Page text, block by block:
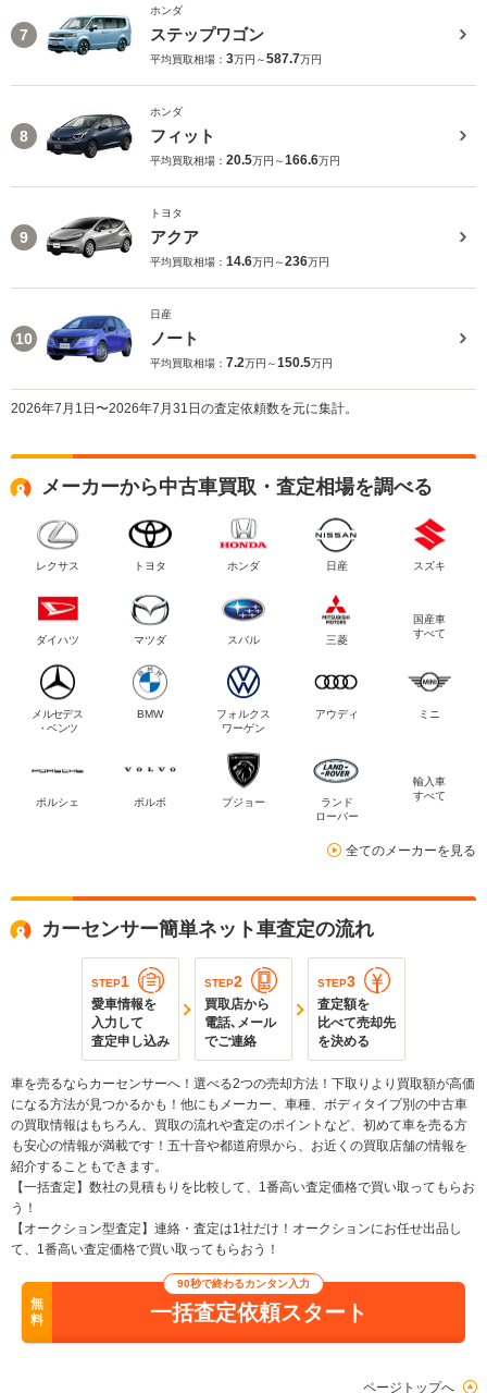
7
ホンダ
ステップワゴン
平均買取相場： 3万円～587.7万円
8
ホンダ
フィット
平均買取相場： 20.5万円～166.6万円
9
トヨタ
アクア
平均買取相場： 14.6万円～236万円
10
日産
ノート
平均買取相場： 7.2万円～150.5万円
2026年7月1日〜2026年7月31日の査定依頼数を元に集計。
メーカーから中古車買取・査定相場を調べる
レクサス トヨタ ホンダ 日産 スズキ
ダイハツ マツダ スバル 三菱
国産車
すべて
メルセデス
・ベンツ
BMW
フォルクス
ワーゲン
アウディ ミニ
ポルシェ ボルボ プジョー
ランド
ローバー
輸入車
すべて
全てのメーカーを見る
カーセンサー簡単ネット車査定の流れ
STEP1
愛車情報を
入力して
査定申し込み
STEP2
買取店から
電話､メール
でご連絡
STEP3
査定額を
比べて売却先
を決める
車を売るならカーセンサーへ！選べる2つの売却方法！下取りより買取額が高価
になる方法が見つかるかも！他にもメーカー、車種、ボディタイプ別の中古車
の買取情報はもちろん、買取の流れや査定のポイントなど、初めて車を売る方
も安心の情報が満載です！五十音や都道府県から、お近くの買取店舗の情報を
紹介することもできます。
【一括査定】数社の見積もりを比較して、1番高い査定価格で買い取ってもらお
う！
【オークション型査定】連絡・査定は1社だけ！オークションにお任せ出品し
て、1番高い査定価格で買い取ってもらおう！
無
料
90秒で終わるカンタン入力
一括査定依頼スタート
ページトップへ